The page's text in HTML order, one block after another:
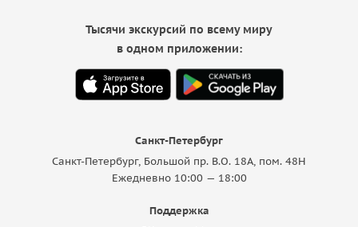
Санкт-Петербург
Санкт-Петербург, Большой пр. В.О. 18A, пом. 48Н
Ежедневно 10:00 — 18:00
Поддержка
Тысячи экскурсий по всему миру
в одном приложении: